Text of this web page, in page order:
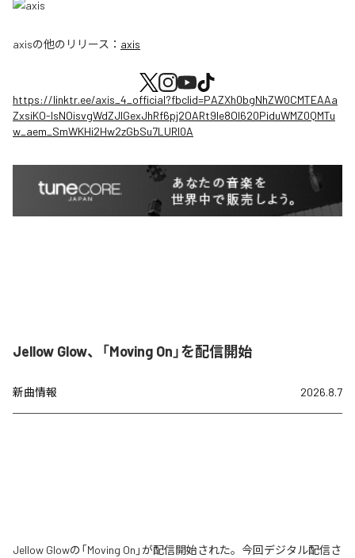
axisの他のリリース： axis
https://linktr.ee/axis_4_official?fbclid=PAZXh0bgNhZW0CMTEAAa
ZxsiKO-IsNOisvgWdZJIGexJhRf6pj2OARt9le8OI620PiduWMZ0QMTu
w_aem_SmWKHi2Hw2zGbSu7LURI0A
Jellow Glow、「Moving On」を配信開始
新曲情報 2026.8.7
Jellow Glowの「Moving On」が配信開始された。今回デジタル配信さ